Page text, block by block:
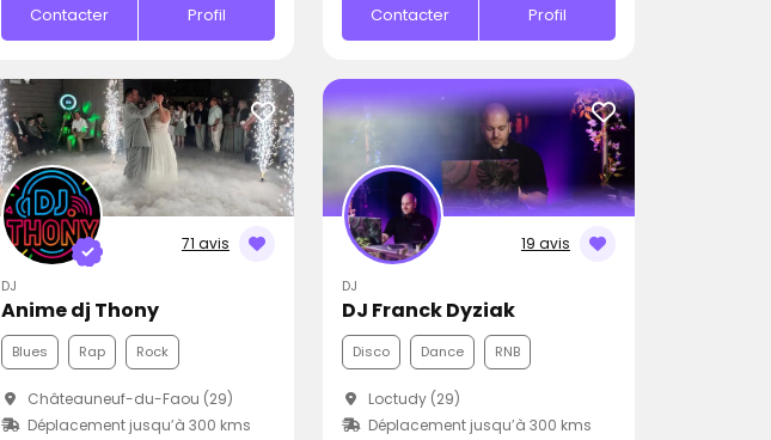
Contacter Profil Contacter Profil
71 avis
DJ
Anime dj Thony
Blues Rap Rock
Châteauneuf-du-Faou (29)
Déplacement jusqu’à 300 kms
19 avis
DJ
DJ Franck Dyziak
Disco Dance RNB
Loctudy (29)
Déplacement jusqu’à 300 kms